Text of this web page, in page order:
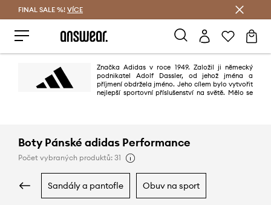
FINAL SALE %! VÍCE
Značka Adidas v roce 1949. Založil ji německý
podnikatel Adolf Dassler, od jehož jména a
příjmení obdržela jméno. Jeho cílem bylo vytvořit
nejlepší sportovní příslušenství na světě. Mělo se
Boty Pánské adidas Performance
Počet vybraných produktů: 31
sandály a pantofle obuv na sport